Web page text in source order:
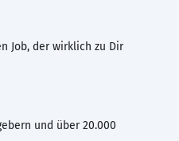
Job, der wirklich zu Dir
und über 20.000